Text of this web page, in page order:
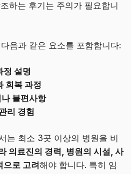
하는 후기는 주의가 필요합니
음과 같은 요소를 포함합니다:
정 설명
회복 과정
불편사항
리 경험
는 최소 3곳 이상의 병원을 비
의료진의 경력, 병원의 시설, 사
으로 고려해야 합니다. 특히 임